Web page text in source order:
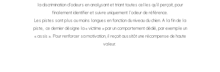
la discrimination d’odeurs en analysant et triant toutes celles qu’il perçoit, pour
finalement identifier et suivre uniquement l’odeur de référence.
Les pistes sont plus ou moins longues en fonction du niveau du chien. A la fin de la
piste, ce dernier désigne la « victime » par un comportement dédié, par exemple un
« assis ». Pour renforcer sa motivation, il reçoit aussitôt une récompense de haute
valeur.